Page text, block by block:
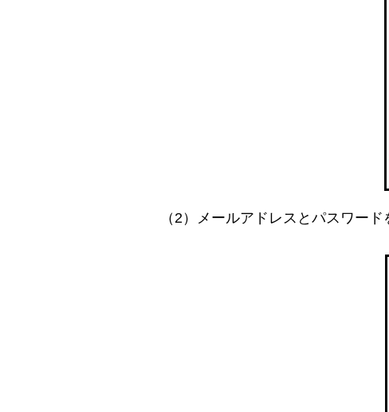
（2）メールアドレスとパスワー